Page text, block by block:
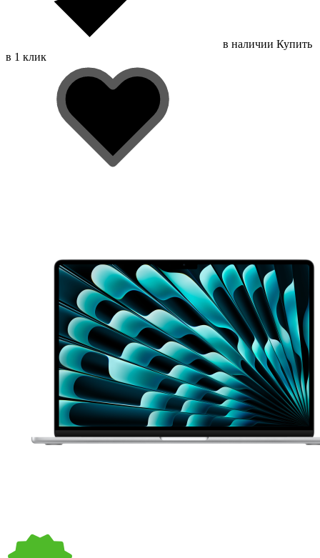
в наличии Купить
в 1 клик